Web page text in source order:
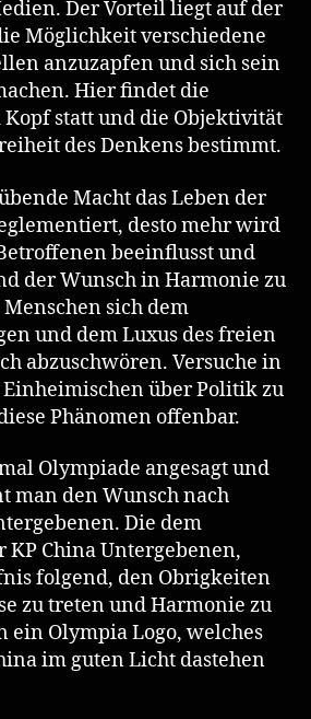
Der Vorteil liegt auf der
Möglichkeit verschiedene
anzuzapfen und sich sein
Hier findet die
statt und die Objektivität
des Denkens bestimmt.
Macht das Leben der
desto mehr wird
beeinflusst und
der Wunsch in Harmonie zu
sich dem
und dem Luxus des freien
abzuschwören. Versuche in
über Politik zu
Phänomen offenbar.
Olympiade angesagt und
man den Wunsch nach
Die dem
KP China Untergebenen,
folgend, den Obrigkeiten
zu treten und Harmonie zu
ein Olympia Logo, welches
im guten Licht dastehen